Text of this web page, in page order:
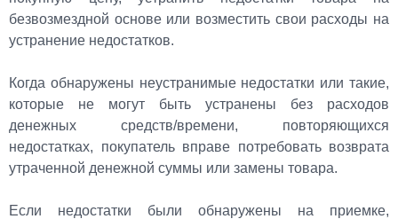
безвозмездной основе или возместить свои расходы на
устранение недостатков.
Когда обнаружены неустранимые недостатки или такие,
которые не могут быть устранены без расходов
денежных средств/времени, повторяющихся
недостатках, покупатель вправе потребовать возврата
утраченной денежной суммы или замены товара.
Если недостатки были обнаружены на приемке,